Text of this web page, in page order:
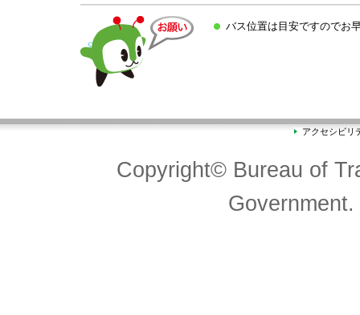
バス位置は目安ですのでお
アクセシビリ
Copyright© Bureau of